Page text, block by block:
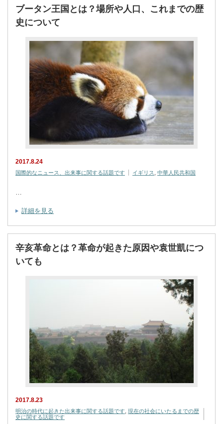
ブータン王国とは？場所や人口、これまでの歴
史について
2017.8.24
国際的なニュース、出来事に関する話題です イギリス 中華人民共和国
詳細を見る
辛亥革命とは？革命が起きた原因や袁世凱につ
いても
2017.8.23
明治の時代に起きた出来事に関する話題です 現在の社会にいたるまでの歴
史に関する話題です